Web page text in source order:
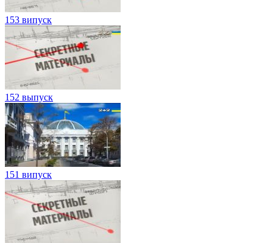
153 випуск
152 выпуск
151 випуск